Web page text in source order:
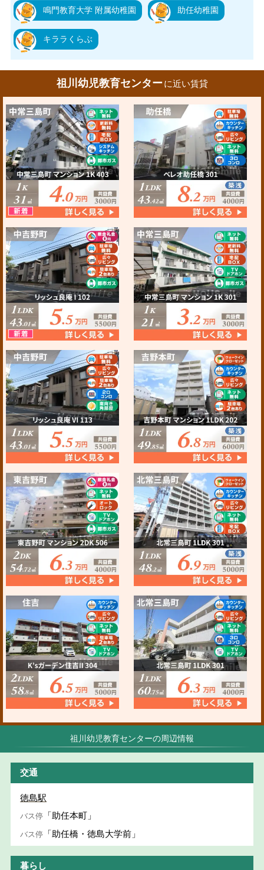
鳴門教育大学 附属幼稚園 助任幼稚園
キララくらぶ
祖川幼児教育センター に近い賃貸
祖川幼児教育センターの周辺情報
交通
徳島駅
バス停 「助任本町」
バス停 「助任橋・徳島大学前」
暮らし